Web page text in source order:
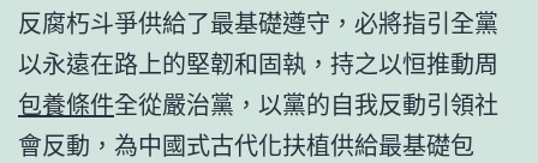
反腐朽斗爭供給了最基礎遵守，必將指引全黨
以永遠在路上的堅韌和固執，持之以恒推動周
包養條件全從嚴治黨，以黨的自我反動引領社
會反動，為中國式古代化扶植供給最基礎包